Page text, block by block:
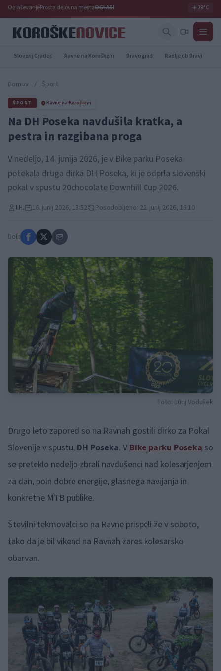
OglaševanjeProsta delovna mestaOGLASI ☀️29°C
Slovenj Gradec Ravne na Koroškem Dravograd Radlje ob Dravi
Domov / Šport
ŠPORT Ravne na Koroškem
Na DH Poseka navdušila kratka, a
pestra in razgibana proga
V nedeljo, 14. junija 2026, je v Bike parku Poseka
potekala druga dirka DH Poseka, ki je odprla slovenski
pokal v spustu 20chocolate Downhill Cup 2026.
I.H. 16. junij 2026, 13:52 Posodobljeno: 22. junij 2026, 16:10
Deli:
Foto: Jurij Vodušek
Drugo leto zapored so na Ravnah gostili dirko za Pokal
Slovenije v spustu, DH Poseka. VBike parku Poseka so
se preteklo nedeljo zbrali navdušenci nad kolesarjenjem
za dan, poln dobre energije, glasnega navijanja in
konkretne MTB publike.
Številni tekmovalci so na Ravne prispeli že v soboto,
tako da je bil vikend na Ravnah zares kolesarsko
obarvan.